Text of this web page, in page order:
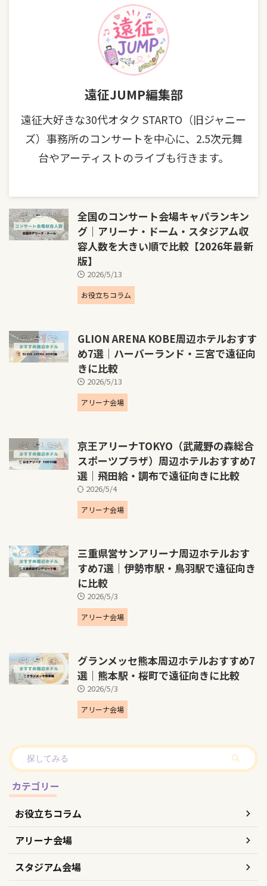
遠征JUMP編集部
遠征大好きな30代オタク STARTO（旧ジャニー
ズ）事務所のコンサートを中心に、2.5次元舞
台やアーティストのライブも行きます。
全国のコンサート会場キャパランキン
グ｜アリーナ・ドーム・スタジアム収
容人数を大きい順で比較【2026年最新
版】
2026/5/13
お役立ちコラム
GLION ARENA KOBE周辺ホテルおすす
め7選｜ハーバーランド・三宮で遠征向
きに比較
2026/5/13
アリーナ会場
京王アリーナTOKYO（武蔵野の森総合
スポーツプラザ）周辺ホテルおすすめ7
選｜飛田給・調布で遠征向きに比較
2026/5/4
アリーナ会場
三重県営サンアリーナ周辺ホテルおす
すめ7選｜伊勢市駅・鳥羽駅で遠征向き
に比較
2026/5/3
アリーナ会場
グランメッセ熊本周辺ホテルおすすめ7
選｜熊本駅・桜町で遠征向きに比較
2026/5/3
アリーナ会場
カテゴリー
お役立ちコラム
アリーナ会場
スタジアム会場